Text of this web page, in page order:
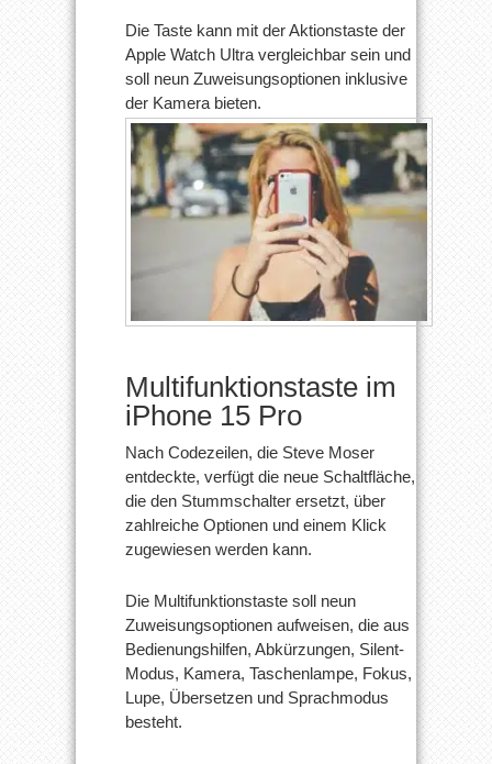
Die Taste kann mit der Aktionstaste der
Apple Watch Ultra vergleichbar sein und
soll neun Zuweisungsoptionen inklusive
der Kamera bieten.
Multifunktionstaste im
iPhone 15 Pro
Nach Codezeilen, die Steve Moser
entdeckte, verfügt die neue Schaltfläche,
die den Stummschalter ersetzt, über
zahlreiche Optionen und einem Klick
zugewiesen werden kann.
Die Multifunktionstaste soll neun
Zuweisungsoptionen aufweisen, die aus
Bedienungshilfen, Abkürzungen, Silent-
Modus, Kamera, Taschenlampe, Fokus,
Lupe, Übersetzen und Sprachmodus
besteht.